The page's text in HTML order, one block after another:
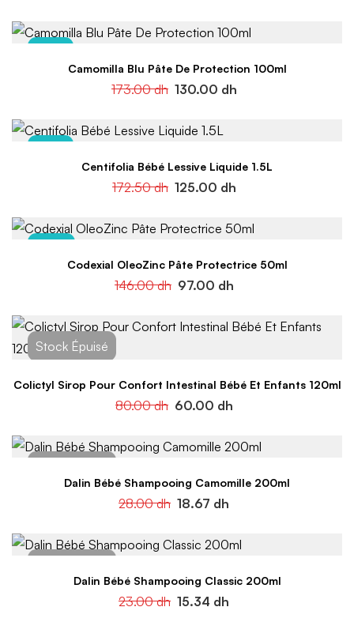
-25%
Camomilla Blu Pâte De Protection 100ml
173.00dh 130.00 dh
-28%
Centifolia Bébé Lessive Liquide 1.5L
172.50dh 125.00 dh
-34%
Codexial OleoZinc Pâte Protectrice 50ml
146.00dh 97.00 dh
Colictyl Sirop Pour Confort Intestinal Bébé Et Enfants 120ml
80.00dh 60.00 dh
Dalin Bébé Shampooing Camomille 200ml
28.00dh 18.67 dh
Dalin Bébé Shampooing Classic 200ml
23.00dh 15.34 dh